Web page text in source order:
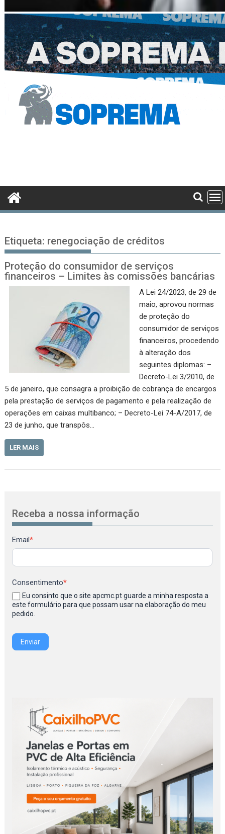
Etiqueta: renegociação de créditos
Proteção do consumidor de serviços
financeiros – Limites às comissões bancárias
A Lei 24/2023, de 29 de
maio, aprovou normas
de proteção do
consumidor de serviços
financeiros, procedendo
à alteração dos
seguintes diplomas: –
Decreto-Lei 3/2010, de
5 de janeiro, que consagra a proibição de cobrança de encargos
pela prestação de serviços de pagamento e pela realização de
operações em caixas multibanco; – Decreto-Lei 74-A/2017, de
23 de junho, que transpôs…
LER MAIS
Receba a nossa informação
Newsletter
Email*
Consentimento*
Eu consinto que o site apcmc.pt guarde a minha resposta a
este formulário para que possam usar na elaboração do meu
pedido.
Enviar